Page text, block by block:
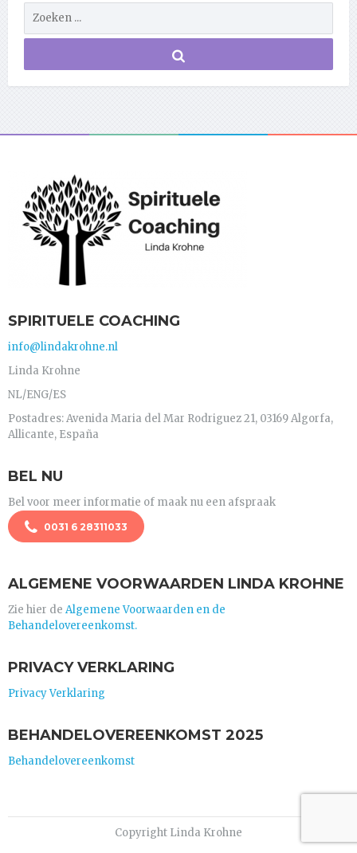
SPIRITUELE COACHING
info@lindakrohne.nl
Linda Krohne
NL/ENG/ES
Postadres: Avenida Maria del Mar Rodriguez 21, 03169 Algorfa,
Allicante, España
BEL NU
Bel voor meer informatie of maak nu een afspraak
0031 6 28311033
ALGEMENE VOORWAARDEN LINDA KROHNE
Zie hier de Algemene Voorwaarden en de
Behandelovereenkomst.
PRIVACY VERKLARING
Privacy Verklaring
BEHANDELOVEREENKOMST 2025
Behandelovereenkomst
Copyright Linda Krohne